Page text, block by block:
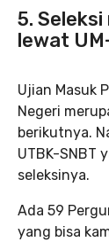
5.
lewat
Ujian Masuk
Negeri
berikutnya.
UTBK-SNBT
seleksinya.
Ada 59
yang bisa